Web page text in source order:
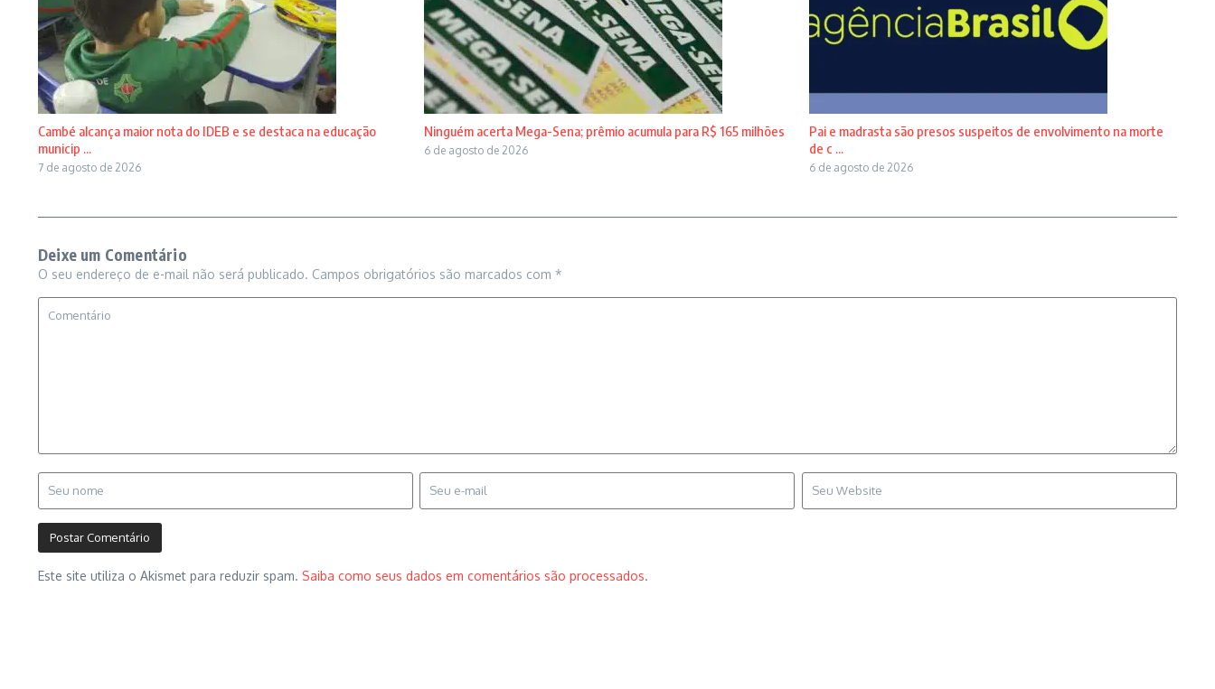
Cambé alcança maior nota do IDEB e se destaca na educação
municip ...
7 de agosto de 2026
Ninguém acerta Mega-Sena; prêmio acumula para R$ 165 milhões
6 de agosto de 2026
Pai e madrasta são presos suspeitos de envolvimento na morte
de c ...
6 de agosto de 2026
Deixe um Comentário
O seu endereço de e-mail não será publicado. Campos obrigatórios são marcados com *
Este site utiliza o Akismet para reduzir spam. Saiba como seus dados em comentários são processados.